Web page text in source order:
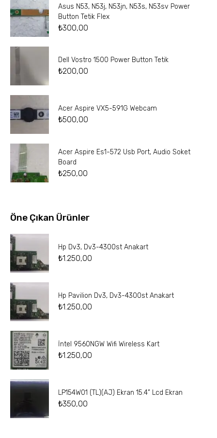
Asus N53, N53j, N53jn, N53s, N53sv Power
Button Tetik Flex
₺300,00
Dell Vostro 1500 Power Button Tetik
₺200,00
Acer Aspire VX5-591G Webcam
₺500,00
Acer Aspire Es1-572 Usb Port, Audio Soket
Board
₺250,00
Öne Çıkan Ürünler
Hp Dv3, Dv3-4300st Anakart
₺1.250,00
Hp Pavilion Dv3, Dv3-4300st Anakart
₺1.250,00
İntel 9560NGW Wifi Wireless Kart
₺1.250,00
LP154W01 (TL)(AJ) Ekran 15.4” Lcd Ekran
₺350,00